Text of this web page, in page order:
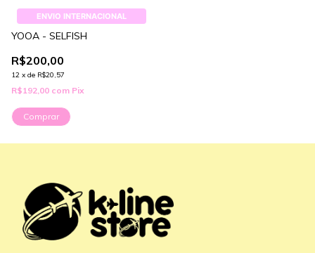
ENVIO INTERNACIONAL
YOOA - SELFISH
R$200,00
12 x de R$20,57
R$192,00 com Pix
Comprar